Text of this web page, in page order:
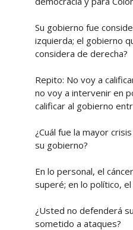
Su gobierno fue
izquierda; el gobierno
considera de derecha?
Repito: No voy a
no voy a intervenir en
calificar al gobierno
¿Cuál fue la mayor
su gobierno?
En lo personal, el
superé; en lo político,
¿Usted no defenderá
sometido a ataques?